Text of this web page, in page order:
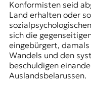
Konformisten seid
Land erhalten oder
sich die
eingebürgert,
Wandels und den
beschuldigen
Auslandsbelarussen.